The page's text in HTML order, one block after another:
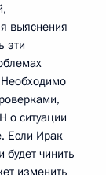
выяснения
эти
о ситуации
Если Ирак
будет чинить
изменить